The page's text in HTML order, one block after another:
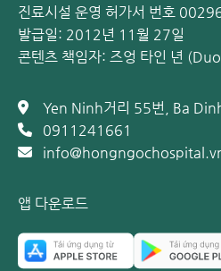
진료시설 운영 허가서 번호
발급일: 2012년 11월 27일
콘텐츠 책임자: 즈엉 타인 년
Yen Ninh거리 55번, Ba
0911241661
앱 다운로드